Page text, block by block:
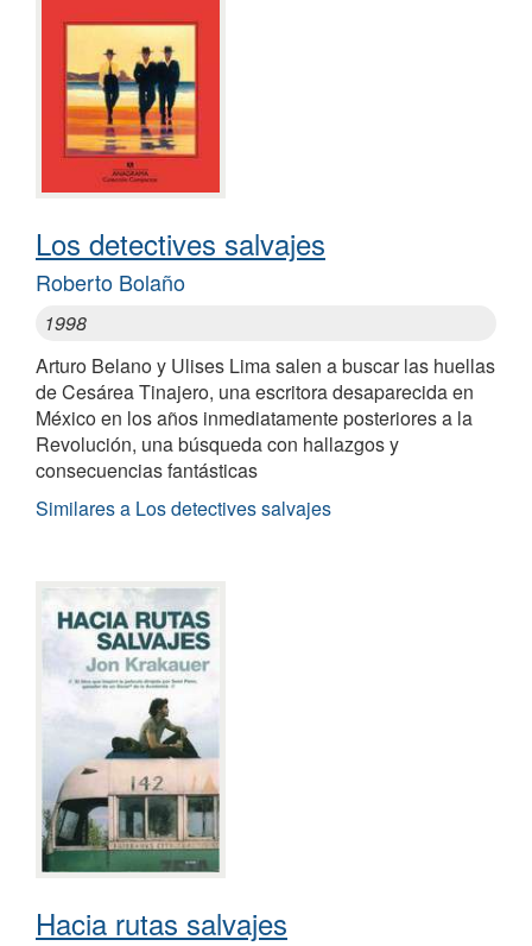
Los detectives salvajes
Roberto Bolaño
1998
Arturo Belano y Ulises Lima salen a buscar las huellas
de Cesárea Tinajero, una escritora desaparecida en
México en los años inmediatamente posteriores a la
Revolución, una búsqueda con hallazgos y
consecuencias fantásticas
Similares a Los detectives salvajes
Hacia rutas salvajes